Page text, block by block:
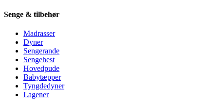
Senge & tilbehør
Madrasser
Dyner
Sengerande
Sengehest
Hovedpude
Babytæpper
Tyngdedyner
Lagener